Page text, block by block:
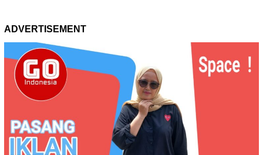
ADVERTISEMENT